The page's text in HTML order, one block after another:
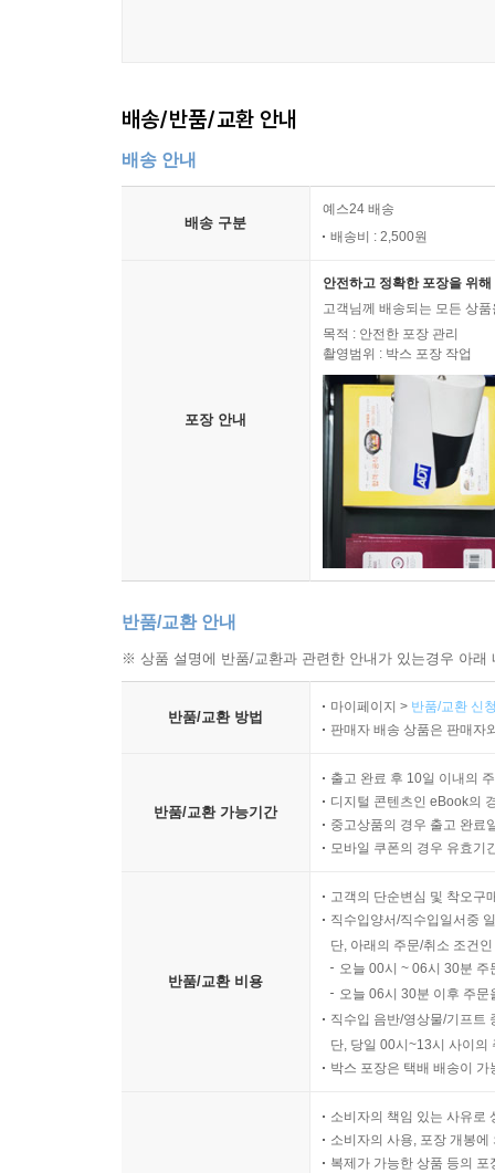
배송/반품/교환 안내
배송 안내
배송 구분
예스24 배송
배송비 : 2,500원
포장 안내
안전하고 정확한 포장을 위
고객님께 배송되는 모든 상
목적 : 안전한 포장 관리
촬영범위 : 박스 포장 작업
반품/교환 안내
※ 상품 설명에 반품/교환과 관련한 안내가 있는경우 아
반품/교환 방법
마이페이지 > 반품/교환 신
판매자 배송 상품은 판매자
반품/교환 가능기간
출고 완료 후 10일 이내의
디지털 콘텐츠인 eBook의
중고상품의 경우 출고 완료
모바일 쿠폰의 경우 유효기
반품/교환 비용
고객의 단순변심 및 착오구
직수입양서/직수입일서중
단, 아래의 주문/취소 조건
오늘 00시 ~ 06시 30분
오늘 06시 30분 이후 주
직수입 음반/영상물/기프트
단, 당일 00시~13시 사이의
박스 포장은 택배 배송이
소비자의 책임 있는 사유로
소비자의 사용, 포장 개봉
복제가 가능한 상품 등의